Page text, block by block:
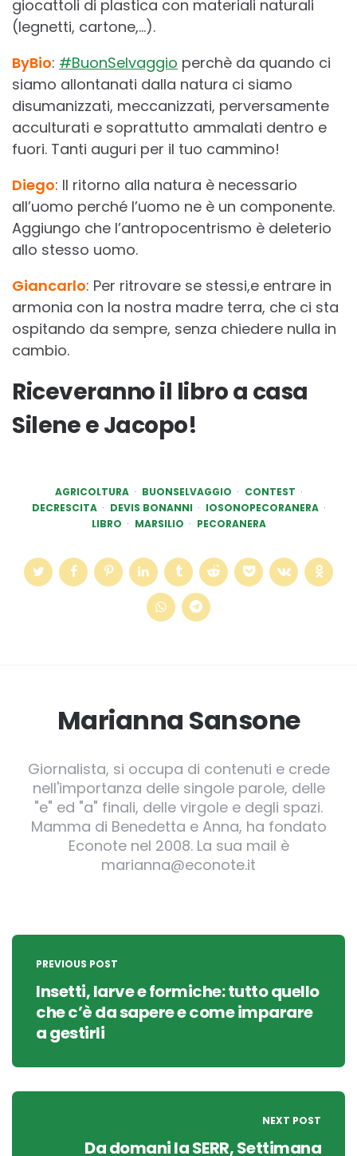
giocattoli di plastica con materiali naturali
(legnetti, cartone,…).
ByBio: #BuonSelvaggio perchè da quando ci
siamo allontanati dalla natura ci siamo
disumanizzati, meccanizzati, perversamente
acculturati e soprattutto ammalati dentro e
fuori. Tanti auguri per il tuo cammino!
Diego: Il ritorno alla natura è necessario
all’uomo perché l’uomo ne è un componente.
Aggiungo che l’antropocentrismo è deleterio
allo stesso uomo.
Giancarlo: Per ritrovare se stessi,e entrare in
armonia con la nostra madre terra, che ci sta
ospitando da sempre, senza chiedere nulla in
cambio.
Riceveranno il libro a casa
Silene e Jacopo!
AGRICOLTURA BUONSELVAGGIO
CONTEST
DECRESCITA
DEVIS BONANNI
IOSONOPECORANERA
LIBRO
MARSILIO PECORANERA
Marianna Sansone
Giornalista, si occupa di contenuti e crede
nell'importanza delle singole parole, delle
"e" ed "a" finali, delle virgole e degli spazi.
Mamma di Benedetta e Anna, ha fondato
Econote nel 2008. La sua mail è
marianna@econote.it
Post
navigation
PREVIOUS POST
Insetti, larve e formiche: tutto quello
che c’è da sapere e come imparare
a gestirli
NEXT POST
Da domani la SERR, Settimana